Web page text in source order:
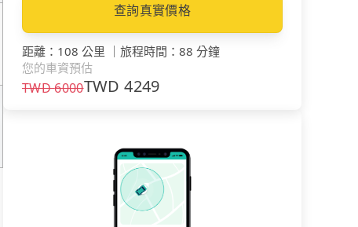
查詢真實價格
距離 ： 108 公里 ｜ 旅程時間 ： 88 分鐘
您的車資預估
TWD6000TWD4249